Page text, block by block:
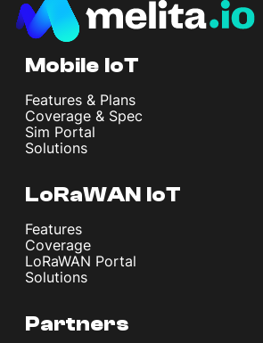
Mobile IoT
Features & Plans
Coverage & Spec
Sim Portal
Solutions
LoRaWAN IoT
Features
Coverage
LoRaWAN Portal
Solutions
Partners